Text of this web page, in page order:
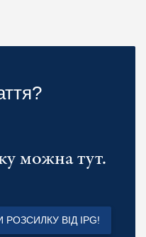
можна тут.
ВІД IPG!